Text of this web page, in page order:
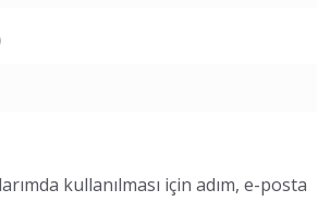
kullanılması için adım, e-posta